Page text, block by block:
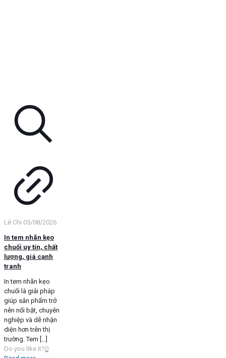
Lê Chi 05/08/2026
In tem nhãn kẹo
chuối uy tín, chất
lượng, giá cạnh
tranh
In tem nhãn kẹo
chuối là giải pháp
giúp sản phẩm trở
nên nổi bật, chuyên
nghiệp và dễ nhận
diện hơn trên thị
trường. Tem
Do you like it?0